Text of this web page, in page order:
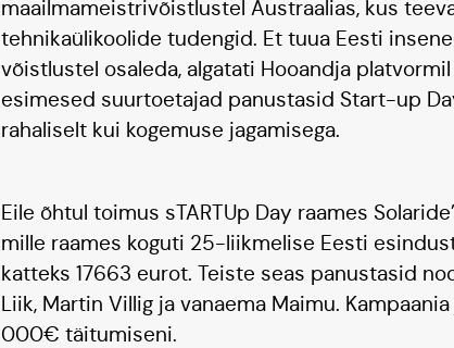
maailmameistrivõistlustel Austraalias, kus
tehnikaülikoolide tudengid. Et tuua Eesti
võistlustel osaleda, algatati Hooandja
esimesed suurtoetajad panustasid Start-up
rahaliselt kui kogemuse jagamisega.
Eile õhtul toimus sTARTUp Day raames
mille raames koguti 25-liikmelise Eesti
katteks 17663 eurot. Teiste seas panustasid
Liik, Martin Villig ja vanaema Maimu.
000€ täitumiseni.